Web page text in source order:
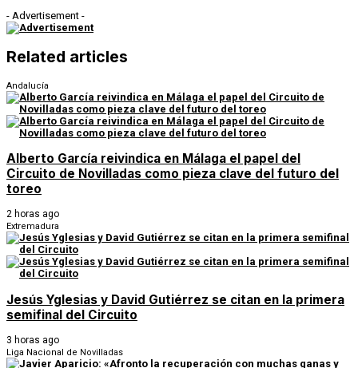
- Advertisement -
Related articles
Andalucía
Alberto García reivindica en Málaga el papel del
Circuito de Novilladas como pieza clave del futuro del
toreo
2 horas ago
Extremadura
Jesús Yglesias y David Gutiérrez se citan en la primera
semifinal del Circuito
3 horas ago
Liga Nacional de Novilladas